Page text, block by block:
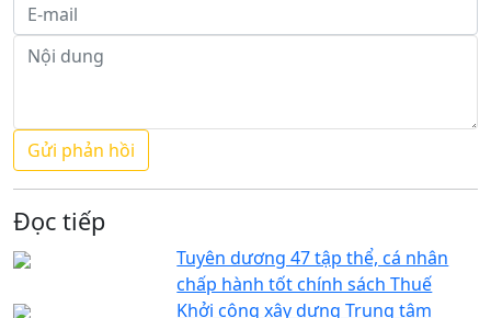
Đọc tiếp
Tuyên dương 47 tập thể, cá nhân
chấp hành tốt chính sách Thuế
Khởi công xây dựng Trung tâm